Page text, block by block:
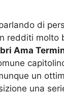
di
redditi molto
Ama
un
una